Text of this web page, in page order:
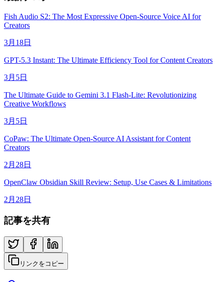
Fish Audio S2: The Most Expressive Open-Source Voice AI for
Creators
3月18日
GPT-5.3 Instant: The Ultimate Efficiency Tool for Content Creators
3月5日
The Ultimate Guide to Gemini 3.1 Flash-Lite: Revolutionizing
Creative Workflows
3月5日
CoPaw: The Ultimate Open-Source AI Assistant for Content
Creators
2月28日
OpenClaw Obsidian Skill Review: Setup, Use Cases & Limitations
2月28日
記事を共有
リンクをコピー